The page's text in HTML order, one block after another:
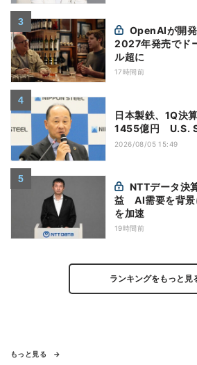
2027年発売でド
ル超に
17時間前
日本製鉄、1Q決
1455億円 U.S.
2026/08/05 15:49
益 AI需要を背景
を加速
19時間前
ランキングをもっと見
もっと見る